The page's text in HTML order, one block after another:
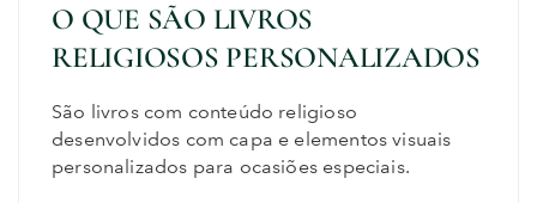
O QUE SÃO LIVROS
RELIGIOSOS PERSONALIZADOS
São livros com conteúdo religioso
desenvolvidos com capa e elementos visuais
personalizados para ocasiões especiais.